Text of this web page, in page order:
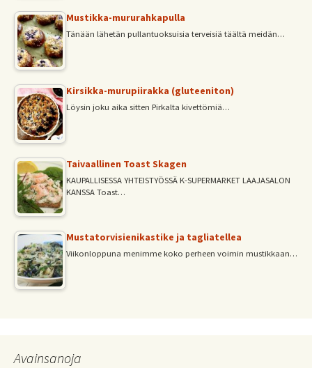
Mustikka-mururahkapulla
Tänään lähetän pullantuoksuisia terveisiä täältä meidän…
Kirsikka-murupiirakka (gluteeniton)
Löysin joku aika sitten Pirkalta kivettömiä…
Taivaallinen Toast Skagen
KAUPALLISESSA YHTEISTYÖSSÄ K-SUPERMARKET LAAJASALON
KANSSA Toast…
Mustatorvisienikastike ja tagliatellea
Viikonloppuna menimme koko perheen voimin mustikkaan…
Avainsanoja